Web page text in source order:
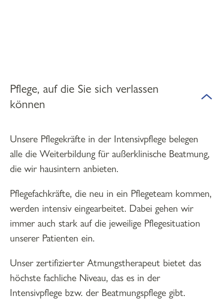
Pflege, auf die Sie sich verlassen
können
Unsere Pflegekräfte in der Intensivpflege belegen
alle die Weiterbildung für außerklinische Beatmung,
die wir hausintern anbieten.
Pflegefachkräfte, die neu in ein Pflegeteam kommen,
werden intensiv eingearbeitet. Dabei gehen wir
immer auch stark auf die jeweilige Pflegesituation
unserer Patienten ein.
Unser zertifizierter Atmungstherapeut bietet das
höchste fachliche Niveau, das es in der
Intensivpflege bzw. der Beatmungspflege gibt.